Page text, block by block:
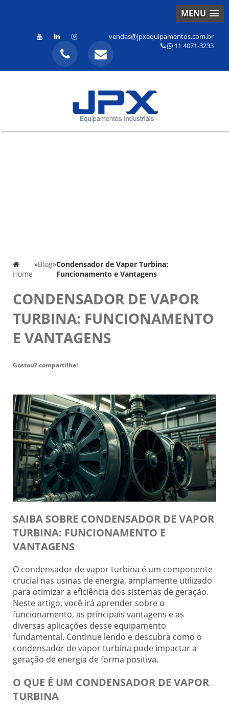
MENU
vendas@jpxequipamentos.com.br
11 4071-3233
Home
»Blog»Condensador de Vapor Turbina:
Funcionamento e Vantagens
CONDENSADOR DE VAPOR
TURBINA: FUNCIONAMENTO
E VANTAGENS
Gostou? compartilhe!
SAIBA SOBRE CONDENSADOR DE VAPOR
TURBINA: FUNCIONAMENTO E
VANTAGENS
O condensador de vapor turbina é um componente
crucial nas usinas de energia, amplamente utilizado
para otimizar a eficiência dos sistemas de geração.
Neste artigo, você irá aprender sobre o
funcionamento, as principais vantagens e as
diversas aplicações desse equipamento
fundamental. Continue lendo e descubra como o
condensador de vapor turbina pode impactar a
geração de energia de forma positiva.
O QUE É UM CONDENSADOR DE VAPOR
TURBINA